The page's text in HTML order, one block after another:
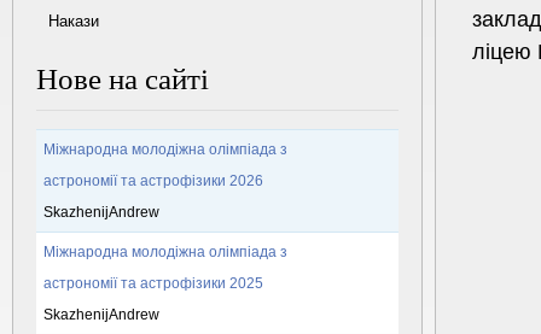
Накази
Нове на сайті
Міжнародна молодіжна олімпіада з
астрономії та астрофізики 2026
SkazhenijAndrew
Міжнародна молодіжна олімпіада з
астрономії та астрофізики 2025
SkazhenijAndrew
ліцею